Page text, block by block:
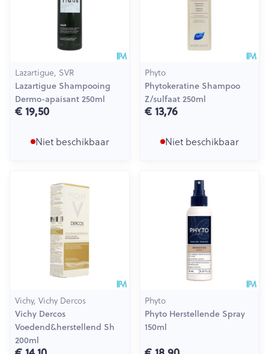
Lazartigue, SVR
Lazartigue Shampooing
Dermo-apaisant 250ml
€ 19,50
Niet beschikbaar
Phyto
Phytokeratine Shampoo
Z/sulfaat 250ml
€ 13,76
Niet beschikbaar
Vichy, Vichy Dercos
Vichy Dercos
Voedend&herstellend Sh
200ml
Phyto
Phyto Herstellende Spray
150ml